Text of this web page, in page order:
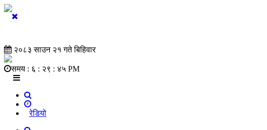
२०८३ साउन २१ गते बिहिवार
समय : ६ : २९ : ४६ PM
रेडियो